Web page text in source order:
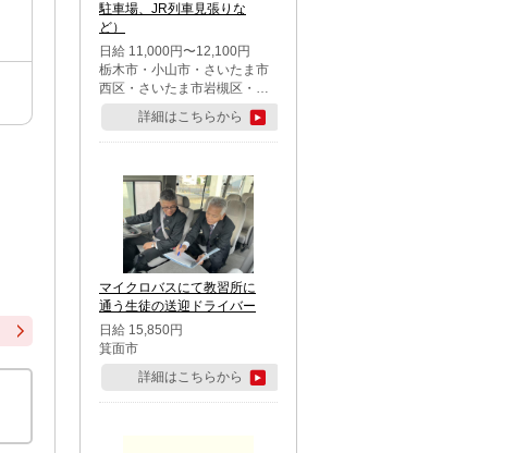
駐車場、JR列車見張りな
ど）
日給 11,000円〜12,100円
栃木市・小山市・さいたま市
西区・さいたま市岩槻区・久
喜市・蓮田市
詳細はこちらから
マイクロバスにて教習所に
通う生徒の送迎ドライバー
日給 15,850円
箕面市
詳細はこちらから